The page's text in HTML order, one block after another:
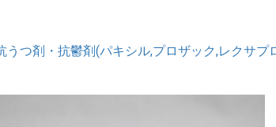
うつ剤・抗鬱剤(パキシル,プロザック,レクサプ